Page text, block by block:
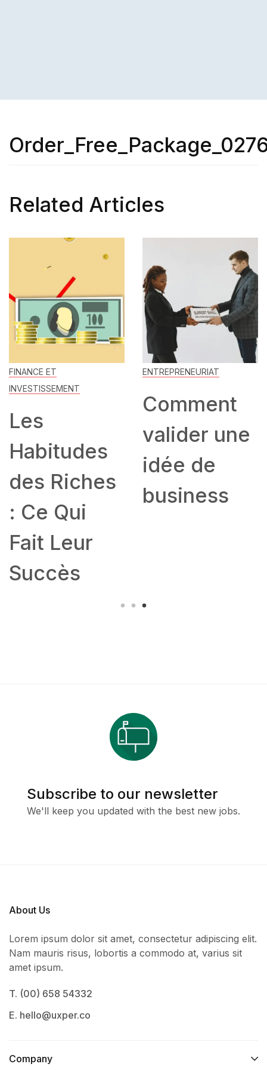
Related Articles
FINANCE ET
INVESTISSEMENT
Les
Habitudes
des Riches
: Ce Qui
Fait Leur
Succès
ENTREPRENEURIAT
Comment
valider une
idée de
business
Subscribe to our newsletter
We'll keep you updated with the best new jobs.
About Us
Lorem ipsum dolor sit amet, consectetur adipiscing elit.
Nam mauris risus, lobortis a commodo at, varius sit
amet ipsum.
T. (00) 658 54332
E. hello@uxper.co
Company